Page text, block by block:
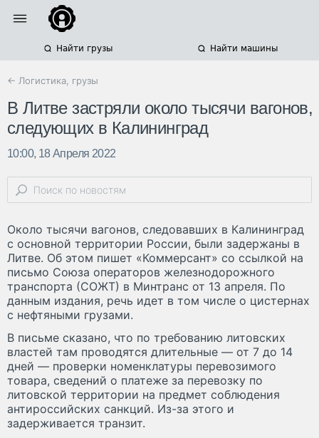
Найти грузы Найти машины
← Логистика, грузы
В Литве застряли около тысячи вагонов,
следующих в Калининград
10:00, 18 Апреля 2022
Около тысячи вагонов, следовавших в Калининград
с основной территории России, были задержаны в
Литве. Об этом пишет «Коммерсант» со ссылкой на
письмо Союза операторов железнодорожного
транспорта (СОЖТ) в Минтранс от 13 апреля. По
данным издания, речь идет в том числе о цистернах
с нефтяными грузами.
В письме сказано, что по требованию литовских
властей там проводятся длительные — от 7 до 14
дней — проверки номенклатуры перевозимого
товара, сведений о платеже за перевозку по
литовской территории на предмет соблюдения
антироссийских санкций. Из-за этого и
задерживается транзит.